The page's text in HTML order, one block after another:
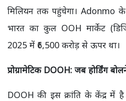
मिलियन तक पहुंचेगा। Adonmo
भारत का कुल OOH मार्केट
2025 में ₹6,500 करोड़ से ऊपर था।
प्रोग्रामेटिक DOOH: जब होर्डिंग
DOOH की इस क्रांति के केंद्र में है